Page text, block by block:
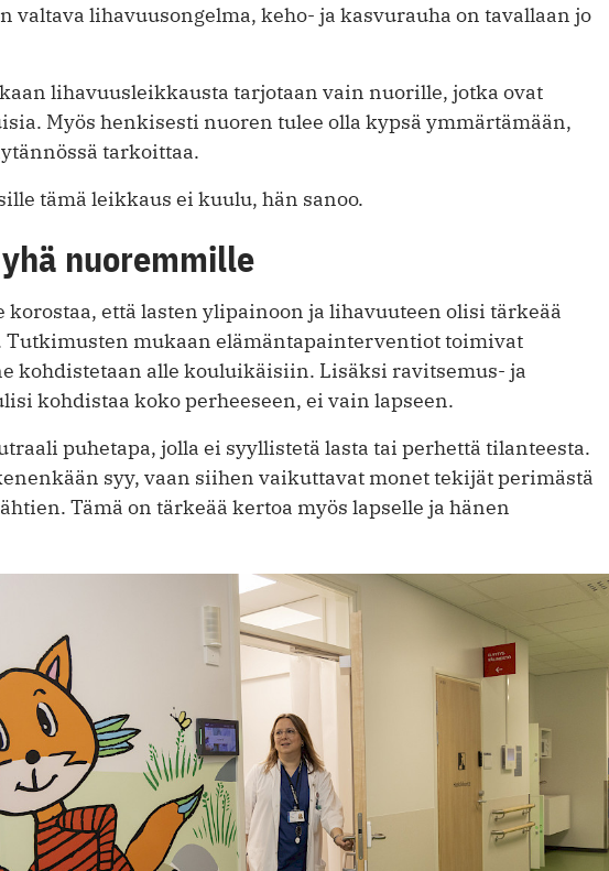
valtava lihavuusongelma, keho- ja kasvurauha on tavallaan jo
lihavuusleikkausta tarjotaan vain nuorille, jotka ovat
Myös henkisesti nuoren tulee olla kypsä ymmärtämään,
tarkoittaa.
tämä leikkaus ei kuulu, hän sanoo.
nuoremmille
korostaa, että lasten ylipainoon ja lihavuuteen olisi tärkeää
Tutkimusten mukaan elämäntapainterventiot toimivat
kohdistetaan alle kouluikäisiin. Lisäksi ravitsemus- ja
kohdistaa koko perheeseen, ei vain lapseen.
puhetapa, jolla ei syyllistetä lasta tai perhettä tilanteesta.
syy, vaan siihen vaikuttavat monet tekijät perimästä
Tämä on tärkeää kertoa myös lapselle ja hänen